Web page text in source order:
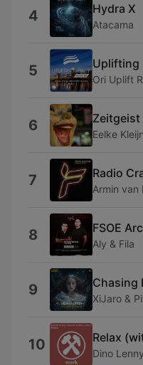
4 Hydra X
Atacama
5 Uplifting
Ori Uplift
6 Zeitgeist
Eelke Kleijn
7 Radio
Armin van
8 FSOE
Aly & Fila
9 Chasing
XiJaro &
10 Relax
Dino Lenny